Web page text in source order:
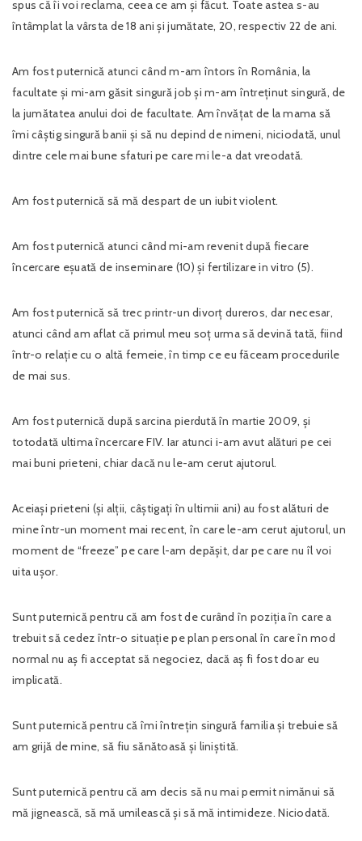
spus că îi voi reclama, ceea ce am și făcut. Toate astea s-au
întâmplat la vârsta de 18 ani și jumătate, 20, respectiv 22 de ani.
Am fost puternică atunci când m-am întors în România, la
facultate și mi-am găsit singură job și m-am întreținut singură, de
la jumătatea anului doi de facultate. Am învățat de la mama să
îmi câștig singură banii și să nu depind de nimeni, niciodată, unul
dintre cele mai bune sfaturi pe care mi le-a dat vreodată.
Am fost puternică să mă despart de un iubit violent.
Am fost puternică atunci când mi-am revenit după fiecare
încercare eșuată de inseminare (10) și fertilizare in vitro (5).
Am fost puternică să trec printr-un divorț dureros, dar necesar,
atunci când am aflat că primul meu soț urma să devină tată, fiind
într-o relație cu o altă femeie, în timp ce eu făceam procedurile
de mai sus.
Am fost puternică după sarcina pierdută în martie 2009, și
totodată ultima încercare FIV. Iar atunci i-am avut alături pe cei
mai buni prieteni, chiar dacă nu le-am cerut ajutorul.
Aceiași prieteni (și alții, câștigați în ultimii ani) au fost alături de
mine într-un moment mai recent, în care le-am cerut ajutorul, un
moment de “freeze” pe care l-am depășit, dar pe care nu îl voi
uita ușor.
Sunt puternică pentru că am fost de curând în poziția în care a
trebuit să cedez într-o situație pe plan personal în care în mod
normal nu aș fi acceptat să negociez, dacă aș fi fost doar eu
implicată.
Sunt puternică pentru că îmi întrețin singură familia și trebuie să
am grijă de mine, să fiu sănătoasă și liniștită.
Sunt puternică pentru că am decis să nu mai permit nimănui să
mă jignească, să mă umilească și să mă intimideze. Niciodată.